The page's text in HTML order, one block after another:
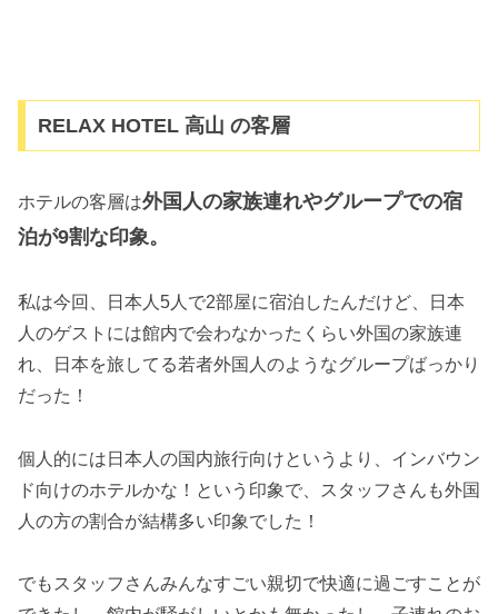
RELAX HOTEL 高山 の客層
ホテルの客層は外国人の家族連れやグループでの宿
泊が9割な印象。
私は今回、日本人5人で2部屋に宿泊したんだけど、日本
人のゲストには館内で会わなかったくらい外国の家族連
れ、日本を旅してる若者外国人のようなグループばっかり
だった！
個人的には日本人の国内旅行向けというより、インバウン
ド向けのホテルかな！という印象で、スタッフさんも外国
人の方の割合が結構多い印象でした！
でもスタッフさんみんなすごい親切で快適に過ごすことが